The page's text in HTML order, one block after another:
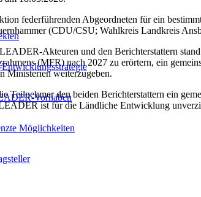
Vorhaben
Möglichkeiten
federführenden Abgeordneten für ein
(CDU/CSU; Wahlkreis Landkreis
Akteuren und den Berichterstattern
(MFR) nach 2027 zu erörtern, ein
Ministerien weiterzugeben.
Teilnehmer den beiden Berichterstattern ein
ist für die Ländliche Entwicklung